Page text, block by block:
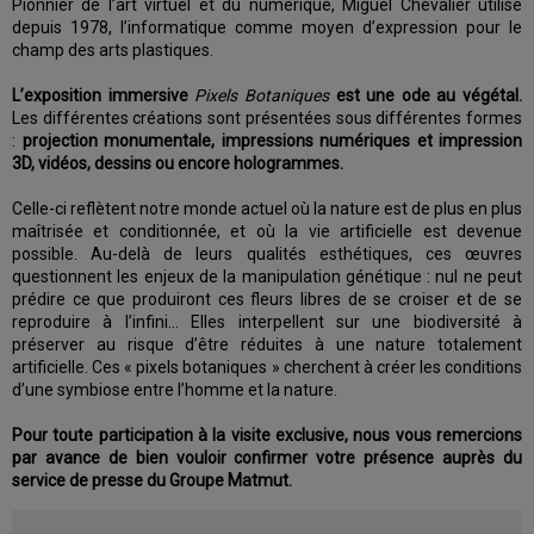
Pionnier de l’art virtuel et du numérique, Miguel Chevalier utilise
depuis 1978, l’informatique comme moyen d’expression pour le
champ des arts plastiques.
L’exposition immersive Pixels Botaniquesest une ode au végétal.
Les différentes créations sont présentées sous différentes formes
: projection monumentale, impressions numériques et impression
3D, vidéos, dessins ou encore hologrammes.
Celle-ci reflètent notre monde actuel où la nature est de plus en plus
maîtrisée et conditionnée, et où la vie artificielle est devenue
possible. Au-delà de leurs qualités esthétiques, ces œuvres
questionnent les enjeux de la manipulation génétique : nul ne peut
prédire ce que produiront ces fleurs libres de se croiser et de se
reproduire à l’infini… Elles interpellent sur une biodiversité à
préserver au risque d’être réduites à une nature totalement
artificielle. Ces « pixels botaniques » cherchent à créer les conditions
d’une symbiose entre l’homme et la nature.
Pour toute participation à la visite exclusive, nous vous remercions
par avance de bien vouloir confirmer votre présence auprès du
service de presse du Groupe Matmut.